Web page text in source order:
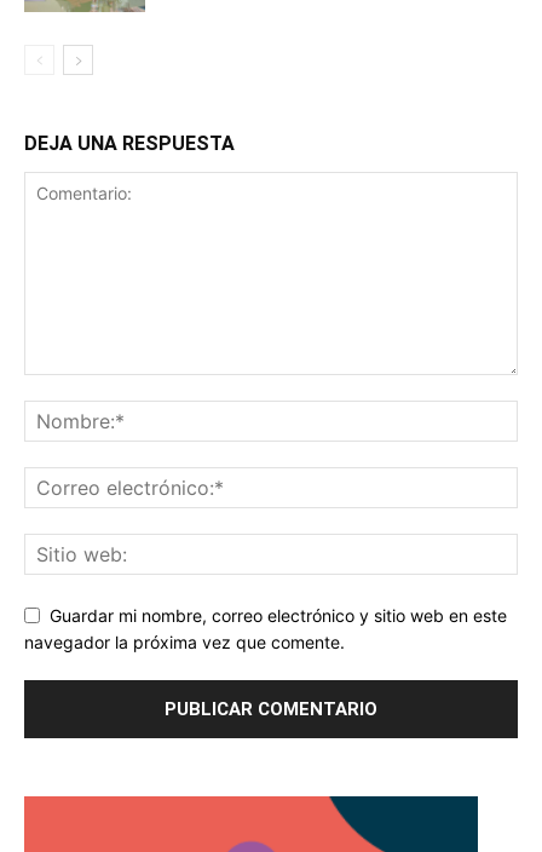
DEJA UNA RESPUESTA
Guardar mi nombre, correo electrónico y sitio web en este
navegador la próxima vez que comente.